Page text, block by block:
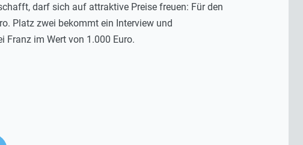
darf sich auf attraktive Preise freuen: Für den
Platz zwei bekommt ein Interview und
Franz im Wert von 1.000 Euro.